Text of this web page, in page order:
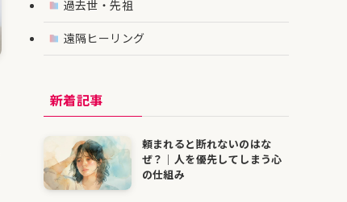
過去世・先祖
遠隔ヒーリング
新着記事
頼まれると断れないのはな
ぜ？｜人を優先してしまう心
の仕組み